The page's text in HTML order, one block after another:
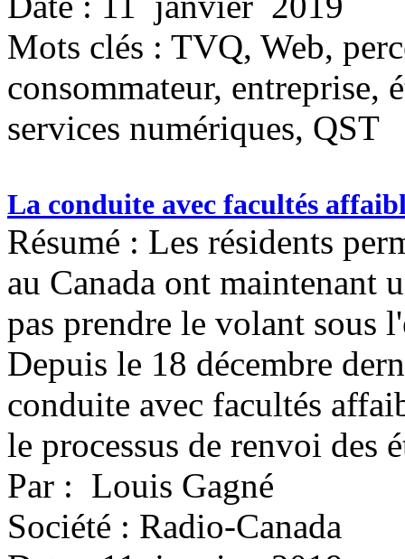
Mots clés : TVQ, Web,
consommateur, entreprise,
services numériques, QST
La conduite avec facultés
Résumé : Les résidents
au Canada ont maintenant
pas prendre le volant sous
Depuis le 18 décembre
conduite avec facultés
le processus de renvoi des
Par : Louis Gagné
Société : Radio-Canada